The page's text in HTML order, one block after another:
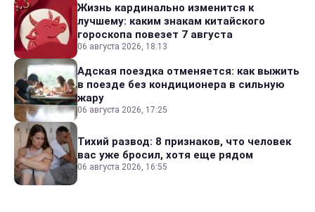
Жизнь кардинально изменится к
лучшему: каким знакам китайского
гороскопа повезет 7 августа
06 августа 2026, 18:13
Адская поездка отменяется: как выжить
в поезде без кондиционера в сильную
жару
06 августа 2026, 17:25
Тихий развод: 8 признаков, что человек
вас уже бросил, хотя еще рядом
06 августа 2026, 16:55